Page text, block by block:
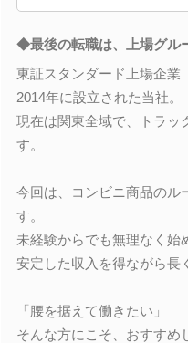
◆最後の転職は、上場グル
東証スタンダード上場企業
2014年に設立された当社。
現在は関東全域で、トラッ
す。
今回は、コンビニ商品のル
す。
未経験からでも無理なく始
安定した収入を得ながら長
「腰を据えて働きたい」
そんな方にこそ、おすすめ